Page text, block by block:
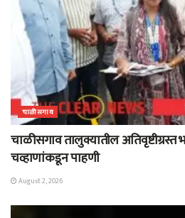
चाळीसगाव
चाळीसगाव तालुक्यातील
चव्हाणांकडून पाहणी
August 2, 2026